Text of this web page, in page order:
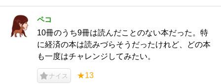
ペコ
10冊のうち9冊は読んだことのない本だった。特
に経済の本は読みづらそうだったけれど、どの本
も一度はチャレンジしてみたい。
ナイス ★13